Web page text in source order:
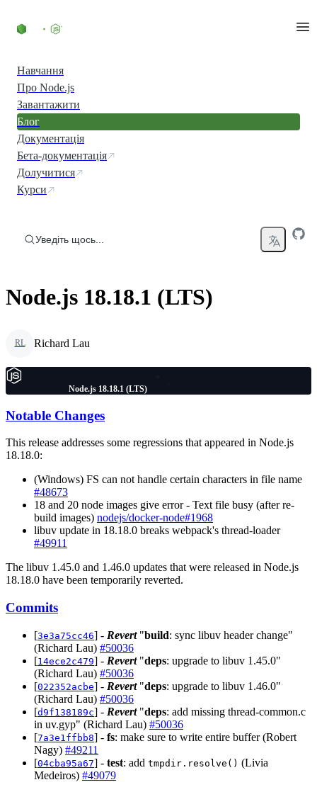
Навчання
Про Node.js
Завантажити
Блог
Документація
Бета-документація
Долучитися
Курси
Уведіть щось...
Node.js 18.18.1 (LTS)
RL Richard Lau
Node.js 18.18.1 (LTS)
Notable Changes
This release addresses some regressions that appeared in Node.js
18.18.0:
(Windows) FS can not handle certain characters in file name
#48673
18 and 20 node images give error - Text file busy (after re-
build images) nodejs/docker-node#1968
libuv update in 18.18.0 breaks webpack's thread-loader
#49911
The libuv 1.45.0 and 1.46.0 updates that were released in Node.js
18.18.0 have been temporarily reverted.
Commits
[3e3a75cc46] - Revert"build: sync libuv header change"
(Richard Lau) #50036
[14ece2c479] - Revert"deps: upgrade to libuv 1.45.0"
(Richard Lau) #50036
[022352acbe] - Revert"deps: upgrade to libuv 1.46.0"
(Richard Lau) #50036
[d9f138189c] - Revert"deps: add missing thread-common.c
in uv.gyp" (Richard Lau) #50036
[7a3e1ffbb8] - fs: make sure to write entire buffer (Robert
Nagy) #49211
[04cba95a67] - test: add tmpdir.resolve() (Livia
Medeiros) #49079